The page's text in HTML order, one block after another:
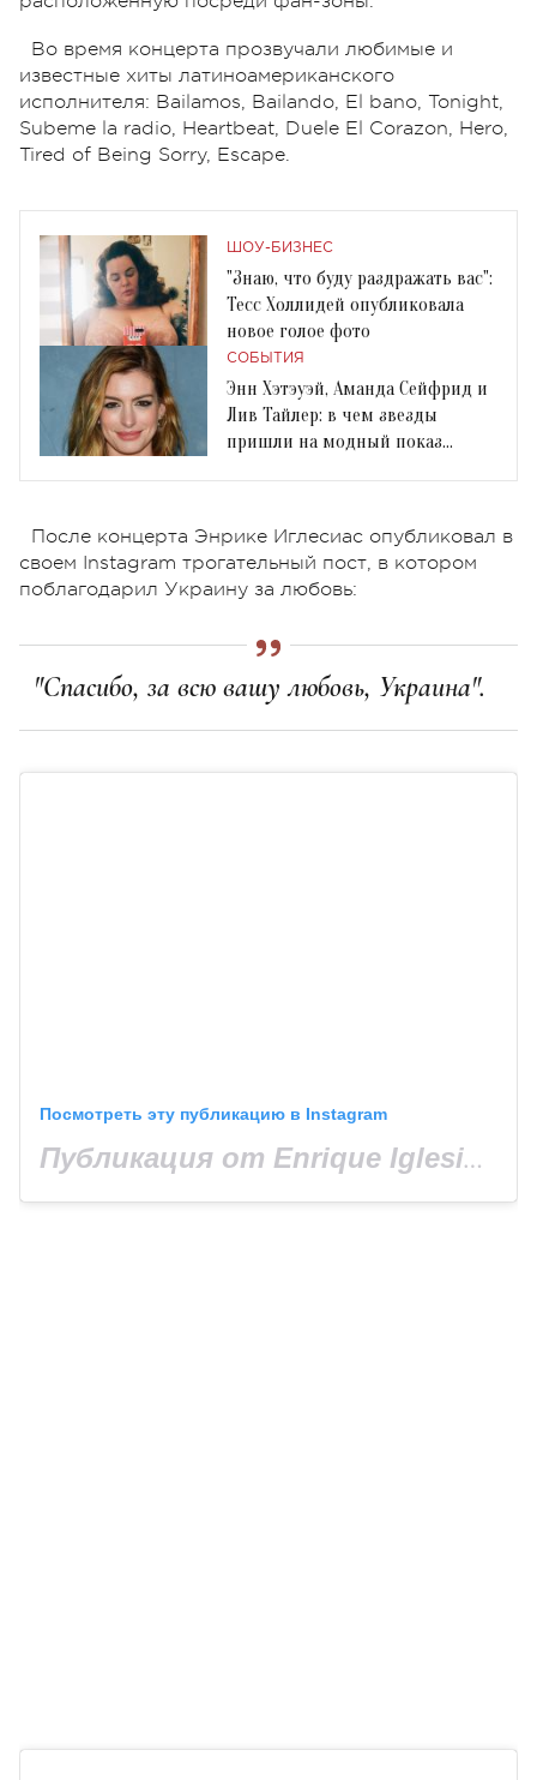
Во время концерта прозвучали любимые и
известные хиты латиноамериканского
исполнителя: Bailamos, Bailando, El bano, Tonight,
Subeme la radio, Heartbeat, Duele El Corazon, Hero,
Tired of Being Sorry, Escape.
ШОУ-БИЗНЕС
"Знаю, что буду раздражать вас":
Тесс Холлидей опубликовала
новое голое фото
СОБЫТИЯ
Энн Хэтэуэй, Аманда Сейфрид и
Лив Тайлер: в чем звезды
пришли на модный показ
После концерта Энрике Иглесиас опубликовал в
своем Instagram трогательный пост, в котором
поблагодарил Украину за любовь:
"Спасибо, за всю вашу любовь, Украина".
Посмотреть эту публикацию в Instagram
Публикация от Enrique Iglesias (@enriqueiglesias)